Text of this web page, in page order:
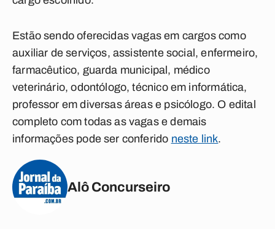
Estão sendo oferecidas vagas em cargos como
auxiliar de serviços, assistente social, enfermeiro,
farmacêutico, guarda municipal, médico
veterinário, odontólogo, técnico em informática,
professor em diversas áreas e psicólogo. O edital
completo com todas as vagas e demais
informações pode ser conferido neste link.
Alô Concurseiro